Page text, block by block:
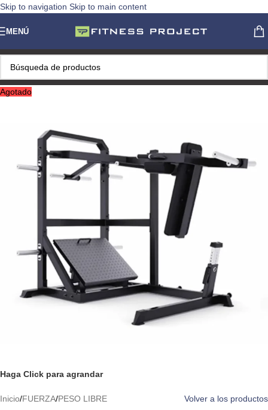
Skip to navigation Skip to main content
MENÚ
Agotado
Haga Click para agrandar
Inicio/FUERZA/PESO LIBRE Volver a los productos